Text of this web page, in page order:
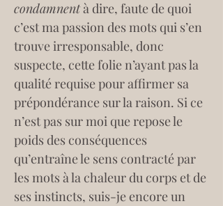
condamnent à dire, faute de quoi
c’est ma passion des mots qui s’en
trouve irresponsable, donc
suspecte, cette folie n’ayant pas la
qualité requise pour affirmer sa
prépondérance sur la raison. Si ce
n’est pas sur moi que repose le
poids des conséquences
qu’entraîne le sens contracté par
les mots à la chaleur du corps et de
ses instincts, suis-je encore un